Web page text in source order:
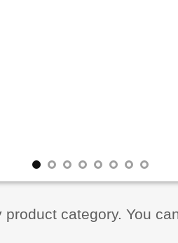
category. You